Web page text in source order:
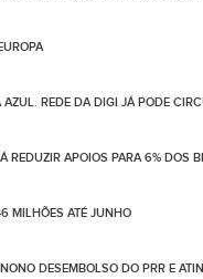
REDE DA DIGI JÁ PODE
REDUZIR APOIOS PARA 6% DOS
MILHÕES ATÉ JUNHO
DESEMBOLSO DO PRR E